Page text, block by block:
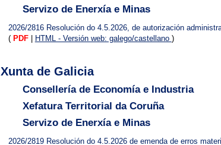
Servizo de Enerxía e Minas
2026/2816 Resolución do 4.5.2026, de autorización
( PDF HTML - Versión web: galego/castellano )
Xunta de Galicia
Consellería de Economía e Industria
Xefatura Territorial da Coruña
Servizo de Enerxía e Minas
2026/2819 Resolución do 4.5.2026 de emenda de erros